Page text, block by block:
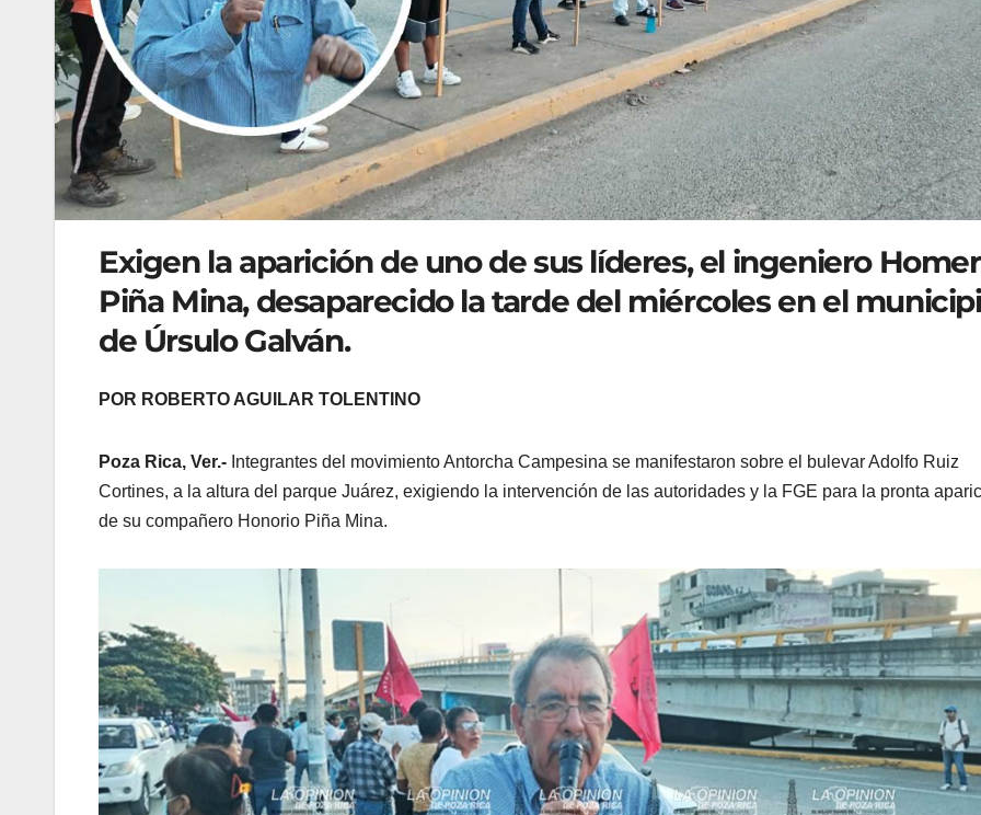
Exigen la aparición de uno de sus líderes, el ingeniero
Piña Mina, desaparecido la tarde del miércoles en el
de Úrsulo Galván.
POR ROBERTO AGUILAR TOLENTINO
Poza Rica, Ver.- Integrantes del movimiento Antorcha Campesina se manifestaron sobre el bulevar Adolfo Ruiz
Cortines, a la altura del parque Juárez, exigiendo la intervención de las autoridades y la FGE para la pronta
de su compañero Honorio Piña Mina.